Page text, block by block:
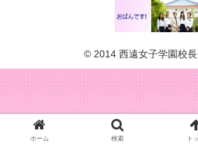
© 2014 西遠女子学園校
ホーム 検索 ト